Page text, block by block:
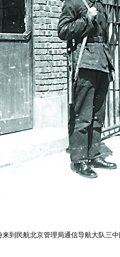
到民航北京管理局通信导航大队三